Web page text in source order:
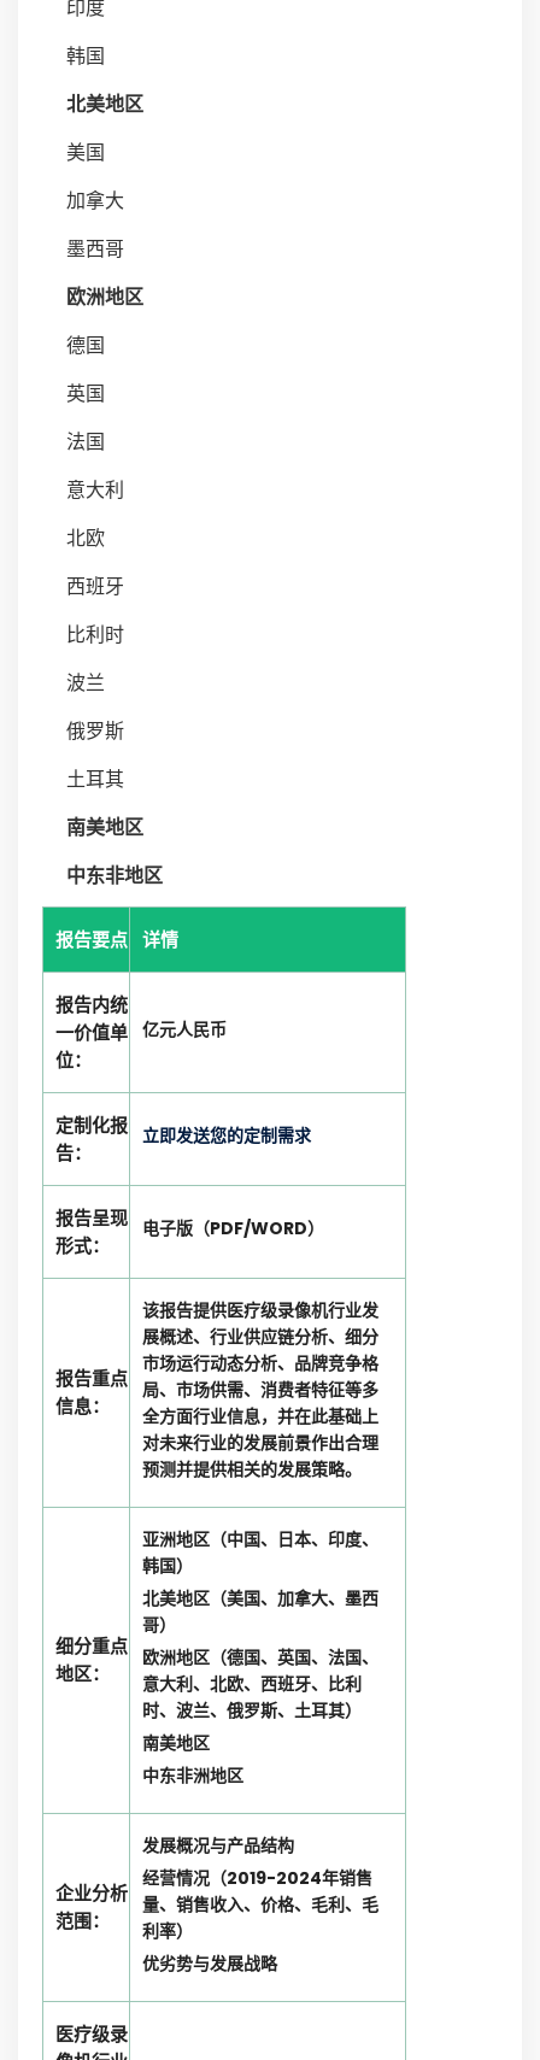
印度
韩国
北美地区
美国
加拿大
墨西哥
欧洲地区
德国
英国
法国
意大利
北欧
西班牙
比利时
波兰
俄罗斯
土耳其
南美地区
中东非地区
报告要点 详情
报告内统
一价值单
位：
亿元人民币
定制化报
告：
立即发送您的定制需求
报告呈现
形式：
电子版（PDF/WORD）
报告重点
信息：
该报告提供医疗级录像机行业发
展概述、行业供应链分析、细分
市场运行动态分析、品牌竞争格
局、市场供需、消费者特征等多
全方面行业信息，并在此基础上
对未来行业的发展前景作出合理
预测并提供相关的发展策略。
细分重点
地区：
亚洲地区（中国、日本、印度、
韩国）
北美地区（美国、加拿大、墨西
哥）
欧洲地区（德国、英国、法国、
意大利、北欧、西班牙、比利
时、波兰、俄罗斯、土耳其）
南美地区
中东非洲地区
企业分析
范围：
发展概况与产品结构
经营情况（2019-2024年销售
量、销售收入、价格、毛利、毛
利率）
优劣势与发展战略
医疗级录